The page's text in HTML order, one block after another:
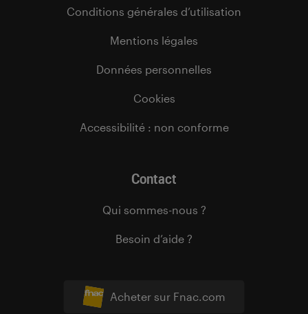
Acheter sur Fnac.com
Conditions générales d’utilisation
Mentions légales
Données personnelles
Cookies
Accessibilité : non conforme
Contact
Qui sommes-nous ?
Besoin d’aide ?